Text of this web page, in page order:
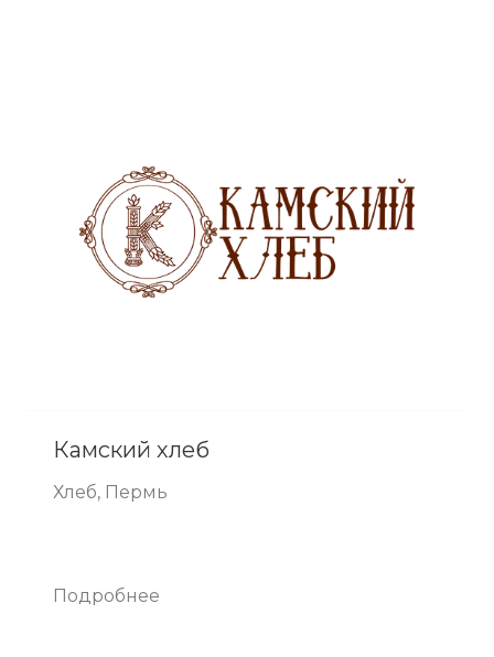
Камский хлеб
Хлеб, Пермь
Подробнее